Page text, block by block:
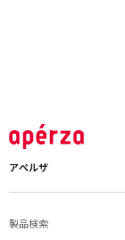
アペルザ
製品検索